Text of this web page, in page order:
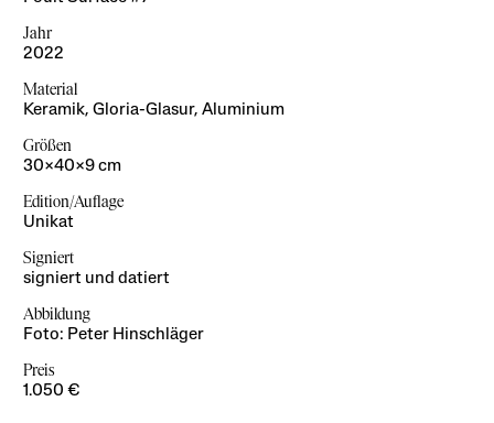
Jahr
2022
Material
Keramik, Gloria-Glasur, Aluminium
Größen
30×40×9 cm
Edition/Auflage
Unikat
Signiert
signiert und datiert
Abbildung
Foto: Peter Hinschläger
Preis
1.050 €
Jahr
2022
Material
Keramik, Glasur, Aluminium
Größen
30×40×9 cm
Edition/Auflage
Unikat
Signiert
signiert und datiert
Abbildung
Foto: Peter Hinschläger
Preis
1.050 €